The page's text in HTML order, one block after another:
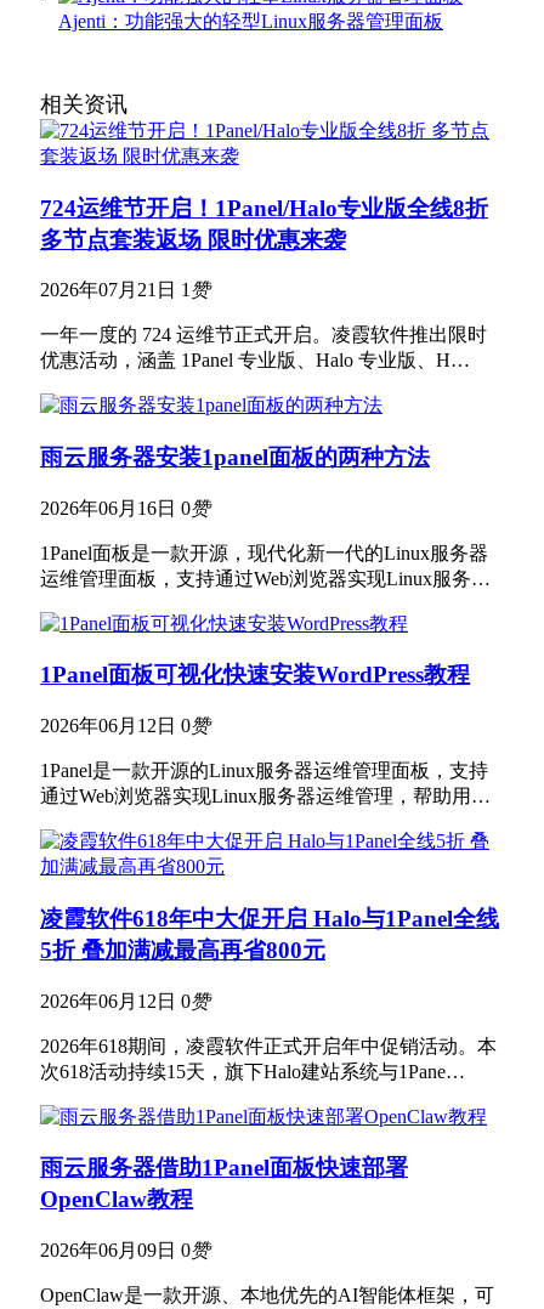
Ajenti：功能强大的轻型Linux服务器管理面板
相关资讯
724运维节开启！1Panel/Halo专业版全线8折
多节点套装返场 限时优惠来袭
2026年07月21日 1 赞
一年一度的 724 运维节正式开启。凌霞软件推出限时
优惠活动，涵盖 1Panel 专业版、Halo 专业版、H…
雨云服务器安装1panel面板的两种方法
2026年06月16日 0赞
1Panel面板是一款开源，现代化新一代的Linux服务器
运维管理面板，支持通过Web浏览器实现Linux服务…
1Panel面板可视化快速安装WordPress教程
2026年06月12日 0赞
1Panel是一款开源的Linux服务器运维管理面板，支持
通过Web浏览器实现Linux服务器运维管理，帮助用…
凌霞软件618年中大促开启 Halo与1Panel全线
5折 叠加满减最高再省800元
2026年06月12日 0赞
2026年618期间，凌霞软件正式开启年中促销活动。本
次618活动持续15天，旗下Halo建站系统与1Pane…
雨云服务器借助1Panel面板快速部署
OpenClaw教程
2026年06月09日 0赞
OpenClaw是一款开源、本地优先的AI智能体框架‌，可